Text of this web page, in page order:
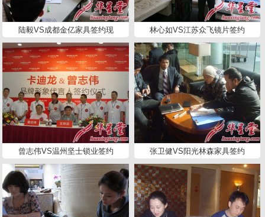
陆毅VS成都金亿家具签约现 林心如VS江苏众飞镜片签约
曾志伟VS温州坚士锁业签约 张卫健VS阳光林森家具签约